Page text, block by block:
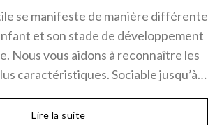
se manifeste de manière différente
et son stade de développement
Nous vous aidons à reconnaître les
caractéristiques. Sociable jusqu’à…
Lire la suite